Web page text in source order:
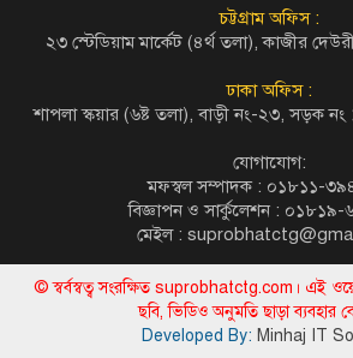
চট্টগ্রাম অফিস :
২৩ স্টেডিয়াম মার্কেট (৪র্থ তলা), কাজীর
ঢাকা অফিস :
শাপলা স্কয়ার (৬ষ্ট তলা), বাড়ী নং-২৩, সড়ক নং
যোগাযোগ:
মফস্বল সম্পাদক : ০১৮১১-
বিজ্ঞাপন ও সার্কুলেশন :
মেইল :
© স্বর্বস্বত্ব সংরক্ষিত suprobhatctg.com। এই
ছবি, ভিডিও অনুমতি ছাড়া ব্যবহার
Developed By: Minhaj IT